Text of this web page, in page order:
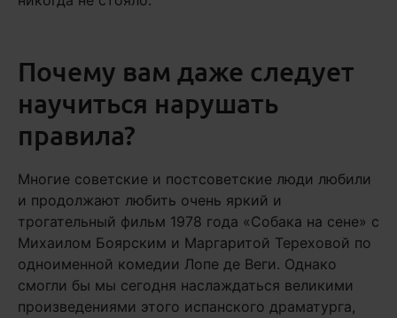
Почему вам даже следует
научиться нарушать
правила?
Многие советские и постсоветские люди любили
и продолжают любить очень яркий и
трогательный фильм 1978 года «Собака на сене» с
Михаилом Боярским и Маргаритой Тереховой по
одноименной комедии Лопе де Веги. Однако
смогли бы мы сегодня наслаждаться великими
произведениями этого испанского драматурга,